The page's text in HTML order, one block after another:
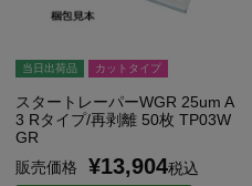
当日出荷品 カットタイプ
スタートレーパーWGR 25um A
3 Rタイプ/再剥離 50枚 TP03W
GR
販売価格
¥13,904税込